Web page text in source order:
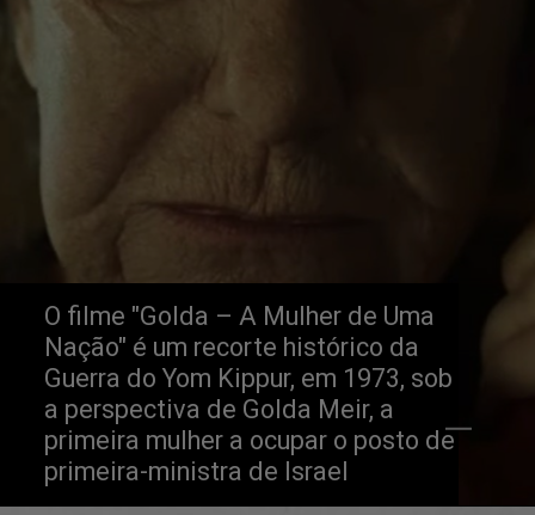
O filme "Golda – A Mulher de Uma
Nação" é um recorte histórico da
Guerra do Yom Kippur, em 1973, sob
a perspectiva de Golda Meir, a
primeira mulher a ocupar o posto de
primeira-ministra de Israel